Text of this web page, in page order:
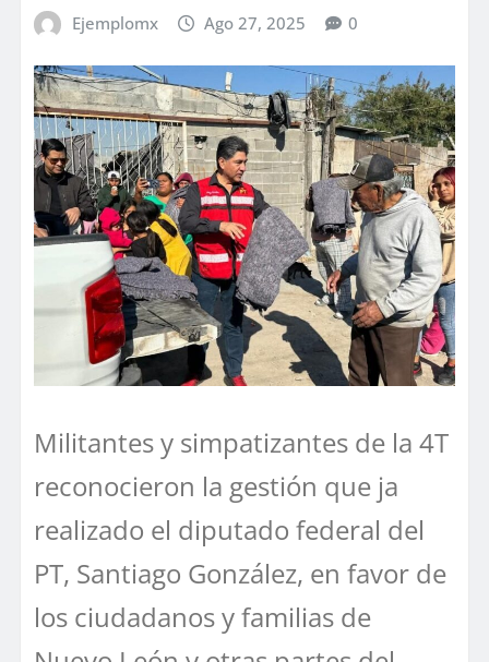
Ejemplomx Ago 27, 2025 0
Militantes y simpatizantes de la 4T
reconocieron la gestión que ja
realizado el diputado federal del
PT, Santiago González, en favor de
los ciudadanos y familias de